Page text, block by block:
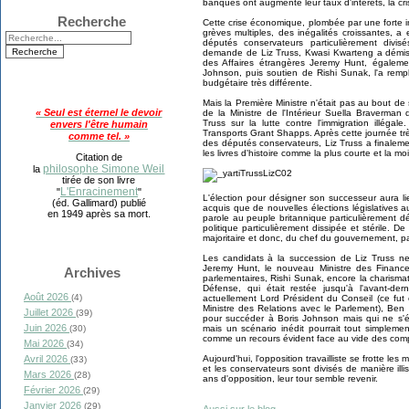
Recherche
« Seul est éternel le devoir
envers l'être humain
comme tel. »
Citation de
laphilosophe Simone Weil
tirée de son livre
"L'Enracinement"
(éd. Gallimard) publié
en 1949 après sa mort.
Archives
Août 2026 (4)
Juillet 2026 (39)
Juin 2026 (30)
Mai 2026 (34)
Avril 2026 (33)
Mars 2026 (28)
Février 2026 (29)
Janvier 2026 (29)
banques ont augmenté leur taux d'intérêts, la
Cette crise économique, plombée par une
grèves multiples, des inégalités croissantes,
députés conservateurs particulièrement
demande de Liz Truss, Kwasi Kwarteng a
des Affaires étrangères Jeremy Hunt,
Johnson, puis soutien de Rishi Sunak, l'a
budgétaire très différente.
Mais la Première Ministre n'était pas au bout
de la Ministre de l'Intérieur Suella Braverman
Truss sur la lutte contre l'immigration
Transports Grant Shapps. Après cette journée
des députés conservateurs, Liz Truss a
les livres d'histoire comme la plus courte et la
L'élection pour désigner son successeur aura
acquis que de nouvelles élections législatives
parole au peuple britannique particulièrement
politique particulièrement dissipée et stérile.
majoritaire et donc, du chef du gouvernement,
Les candidats à la succession de Liz Truss
Jeremy Hunt, le nouveau Ministre des
parlementaires, Rishi Sunak, encore la
Défense, qui était restée jusqu'à l'avant-
actuellement Lord Président du Conseil (ce
Ministre des Relations avec le Parlement),
pour succéder à Boris Johnson mais qui ne
mais un scénario inédit pourrait tout
comme un recours évident face au vide des
Aujourd'hui, l'opposition travailliste se frotte les
et les conservateurs sont divisés de manière
ans d'opposition, leur tour semble revenir.